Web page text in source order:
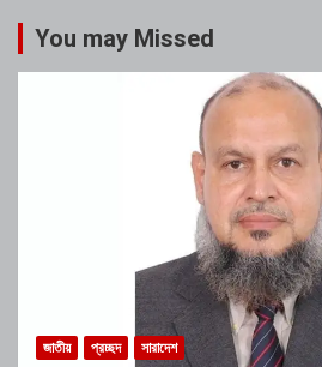
You may Missed
জাতীয় প্রচ্ছদ সারাদেশ